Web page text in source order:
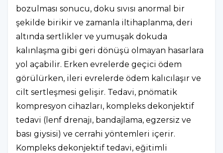
bozulması sonucu, doku sıvısı anormal bir
şekilde birikir ve zamanla iltihaplanma, deri
altında sertlikler ve yumuşak dokuda
kalınlaşma gibi geri dönüşü olmayan hasarlara
yol açabilir. Erken evrelerde geçici ödem
görülürken, ileri evrelerde ödem kalıcılaşır ve
cilt sertleşmesi gelişir. Tedavi, pnömatik
kompresyon cihazları, kompleks dekonjektif
tedavi (lenf drenajı, bandajlama, egzersiz ve
bası giysisi) ve cerrahi yöntemleri içerir.
Kompleks dekonjektif tedavi, eğitimli